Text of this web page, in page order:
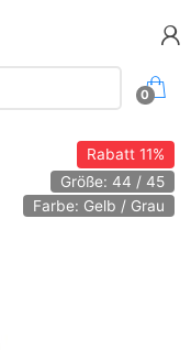
0
Rabatt11%
Größe: 44 / 45
Farbe: Gelb / Grau